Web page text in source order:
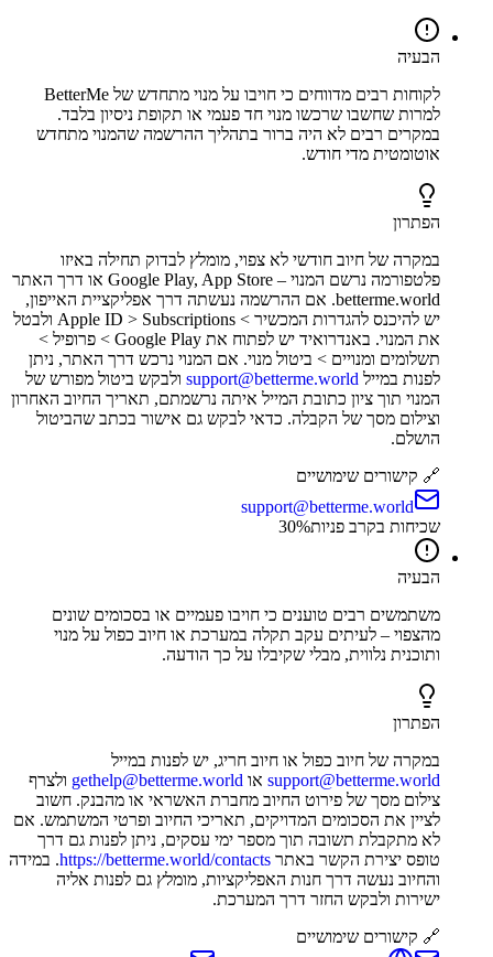
הבעיה
לקוחות רבים מדווחים כי חויבו על מנוי מתחדש של BetterMe
למרות שחשבו שרכשו מנוי חד פעמי או תקופת ניסיון בלבד.
במקרים רבים לא היה ברור בתהליך ההרשמה שהמנוי מתחדש
אוטומטית מדי חודש.
הפתרון
במקרה של חיוב חודשי לא צפוי, מומלץ לבדוק תחילה באיזו
פלטפורמה נרשם המנוי – Google Play, App Store או דרך האתר
betterme.world. אם ההרשמה נעשתה דרך אפליקציית האייפון,
יש להיכנס להגדרות המכשיר > Apple ID > Subscriptions ולבטל
את המנוי. באנדרואיד יש לפתוח את Google Play > פרופיל >
תשלומים ומנויים > ביטול מנוי. אם המנוי נרכש דרך האתר, ניתן
לפנות במייל support@betterme.world ולבקש ביטול מפורש של
המנוי תוך ציון כתובת המייל איתה נרשמתם, תאריך החיוב האחרון
וצילום מסך של הקבלה. כדאי לבקש גם אישור בכתב שהביטול
הושלם.
🔗 קישורים שימושיים
support@betterme.world
שכיחות בקרב פניות
30%
הבעיה
משתמשים רבים טוענים כי חויבו פעמיים או בסכומים שונים
מהצפוי – לעיתים עקב תקלה במערכת או חיוב כפול על מנוי
ותוכנית נלווית, מבלי שקיבלו על כך הודעה.
הפתרון
במקרה של חיוב כפול או חיוב חריג, יש לפנות במייל
support@betterme.world או gethelp@betterme.world ולצרף
צילום מסך של פירוט החיוב מחברת האשראי או מהבנק. חשוב
לציין את הסכומים המדויקים, תאריכי החיוב ופרטי המשתמש. אם
לא מתקבלת תשובה תוך מספר ימי עסקים, ניתן לפנות גם דרך
טופס יצירת הקשר באתר https://betterme.world/contacts. במידה
והחיוב נעשה דרך חנות האפליקציות, מומלץ גם לפנות אליה
ישירות ולבקש החזר דרך המערכת.
🔗 קישורים שימושיים